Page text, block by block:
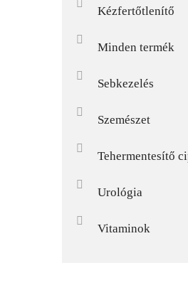
Kézfertőtlenítő
Minden termék
Sebkezelés
Szemészet
Tehermentesítő
Urológia
Vitaminok